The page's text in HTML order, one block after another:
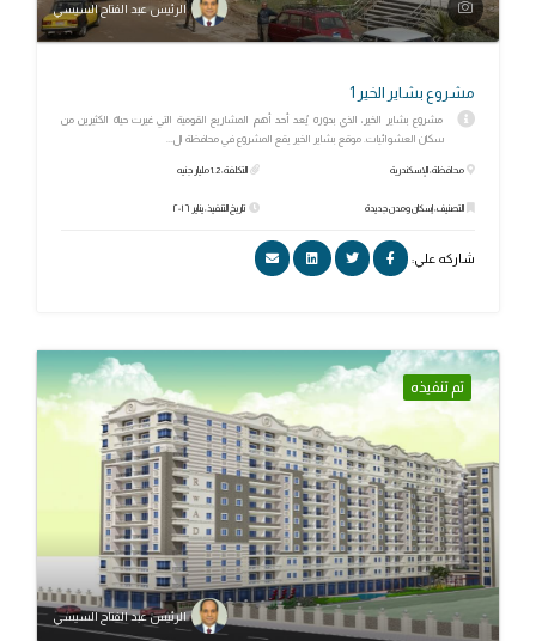
الرئيس عبد الفتاح السيسي
مشروع بشاير الخير 1
مشروع بشاير الخير، الذي بدوره يُعد أحد أهم المشاريع القومية التي غيرت حياة الكثيرين من
سكان العشوائيات. موقع بشاير الخير يقع المشروع في محافظة ال...
محافظة: الإسكندرية
التصنيف: إسكان ومدن جديدة
التكلفة: 1.2 مليار جنيه
تاريخ التنفيذ: يناير ٢٠١٦
شاركه علي:
تم تنفيذه
الرئيس عبد الفتاح السيسي